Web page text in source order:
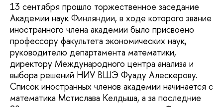
13 сентября прошло торжественное заседание
Академии наук Финляндии, в ходе которого звание
иностранного члена академии было присвоено
профессору факультета экономических наук,
руководителю департамента математики,
директору Международного центра анализа и
выбора решений НИУ ВШЭ Фуаду Алескерову.
Список иностранных членов академии начинается с
математика Мстислава Келдыша, а за последние